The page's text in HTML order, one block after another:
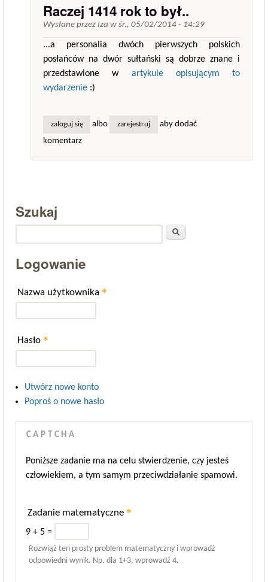
Raczej 1414 rok to był..
Wysłane przez Iza w śr., 05/02/2014 - 14:29
...a personalia dwóch pierwszych polskich
posłańców na dwór sułtański są dobrze znane i
przedstawione w artykule opisującym to
wydarzenie :)
zaloguj się albo zarejestruj
aby dodać
komentarz
Szukaj
Logowanie
Nazwa użytkownika *
Hasło *
Utwórz nowe konto
Poproś o nowe hasło
CAPTCHA
Poniższe zadanie ma na celu stwierdzenie, czy jesteś
człowiekiem, a tym samym przeciwdziałanie spamowi.
Zadanie matematyczne *
9 + 5 =
Rozwiąż ten prosty problem matematyczny i wprowadź
odpowiedni wynik. Np. dla 1+3, wprowadź 4.